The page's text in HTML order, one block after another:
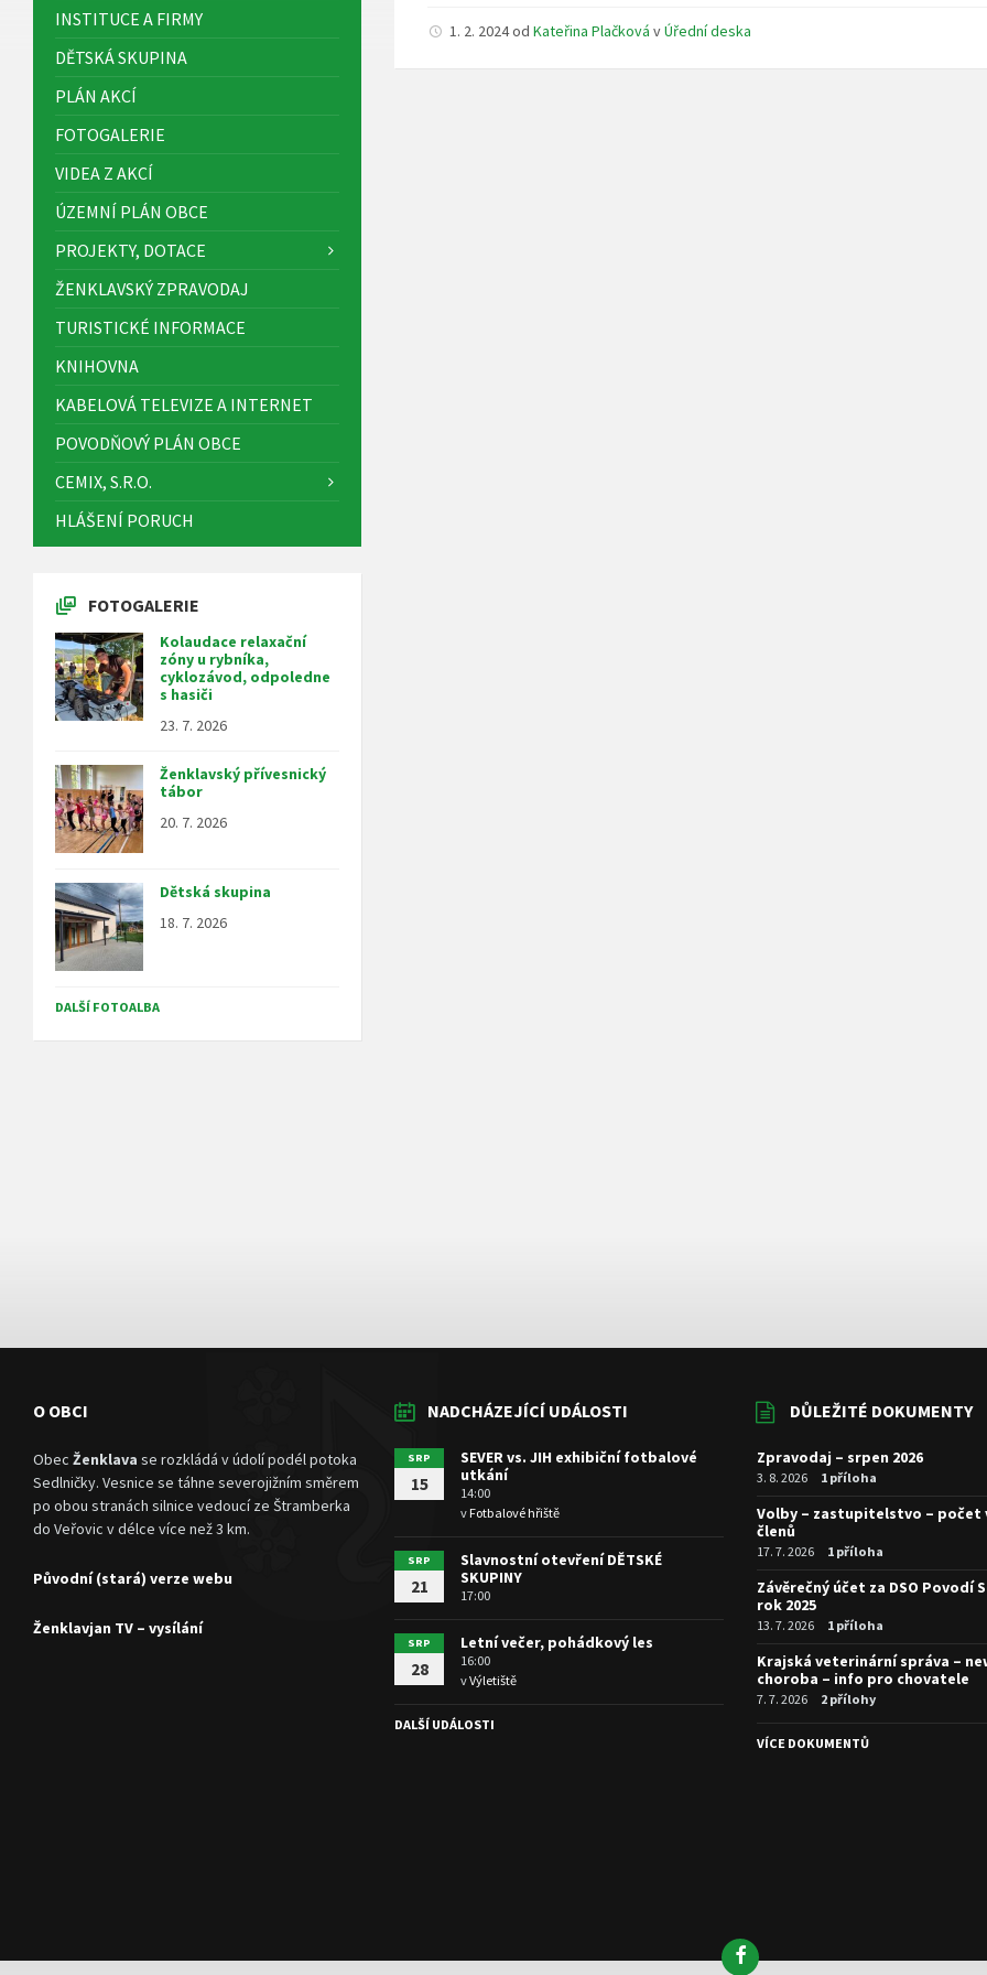
1. 2. 2024odKateřina Plačková vÚřední deska
INSTITUCE A FIRMY
DĚTSKÁ SKUPINA
PLÁN AKCÍ
FOTOGALERIE
VIDEA Z AKCÍ
ÚZEMNÍ PLÁN OBCE
PROJEKTY, DOTACE
ŽENKLAVSKÝ ZPRAVODAJ
TURISTICKÉ INFORMACE
KNIHOVNA
KABELOVÁ TELEVIZE A INTERNET
POVODŇOVÝ PLÁN OBCE
CEMIX, S.R.O.
HLÁŠENÍ PORUCH
FOTOGALERIE
Kolaudace relaxační
zóny u rybníka,
cyklozávod, odpoledne
s hasiči
23. 7. 2026
Ženklavský přívesnický
tábor
20. 7. 2026
Dětská skupina
18. 7. 2026
DALŠÍ FOTOALBA
O OBCI
Obec Ženklava se rozkládá v údolí podél potoka
Sedlničky. Vesnice se táhne severojižním směrem
po obou stranách silnice vedoucí ze Štramberka
do Veřovic v délce více než 3 km.
Původní (stará) verze webu
Ženklavjan TV – vysílání
NADCHÁZEJÍCÍ UDÁLOSTI
SRP
15
SEVER vs. JIH exhibiční fotbalové
utkání
14:00
vFotbalové hřiště
SRP
21
Slavnostní otevření DĚTSKÉ
SKUPINY
17:00
SRP
28
Letní večer, pohádkový les
16:00
vVýletiště
DALŠÍ UDÁLOSTI
DŮLEŽITÉ DOKUMENTY
Zpravodaj – srpen 2026
3. 8. 2026 1 příloha
Volby – zastupitelstvo – počet
členů
17. 7. 2026 1 příloha
Závěrečný účet za DSO Povodí
rok 2025
13. 7. 2026 1 příloha
Krajská veterinární správa –
choroba – info pro chovatele
7. 7. 2026 2 přílohy
VÍCE DOKUMENTŮ
Facebook